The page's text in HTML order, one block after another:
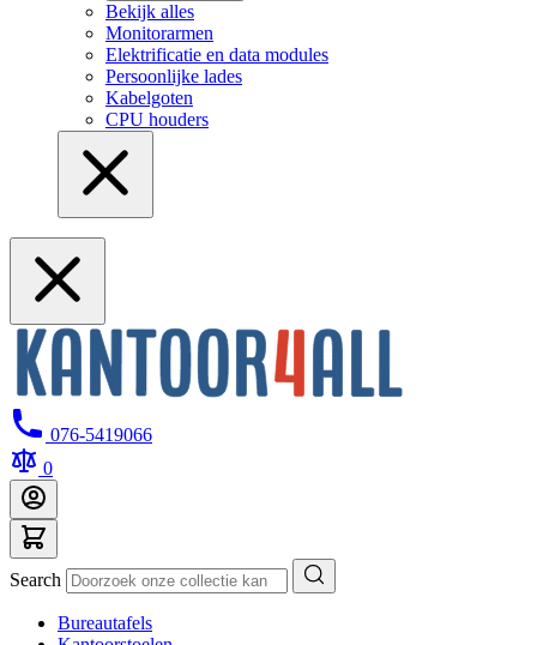
Bekijk alles
Monitorarmen
Elektrificatie en data modules
Persoonlijke lades
Kabelgoten
CPU houders
076-5419066
0
Search
Bureautafels